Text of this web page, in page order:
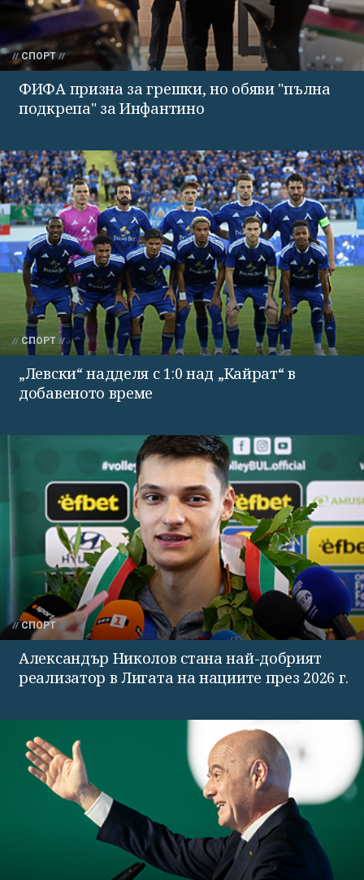
СПОРТ
ФИФА призна за грешки, но обяви "пълна
подкрепа" за Инфантино
СПОРТ
„Левски“ надделя с 1:0 над „Кайрат“ в
добавеното време
СПОРТ
Александър Николов стана най-добрият
реализатор в Лигата на нациите през 2026 г.